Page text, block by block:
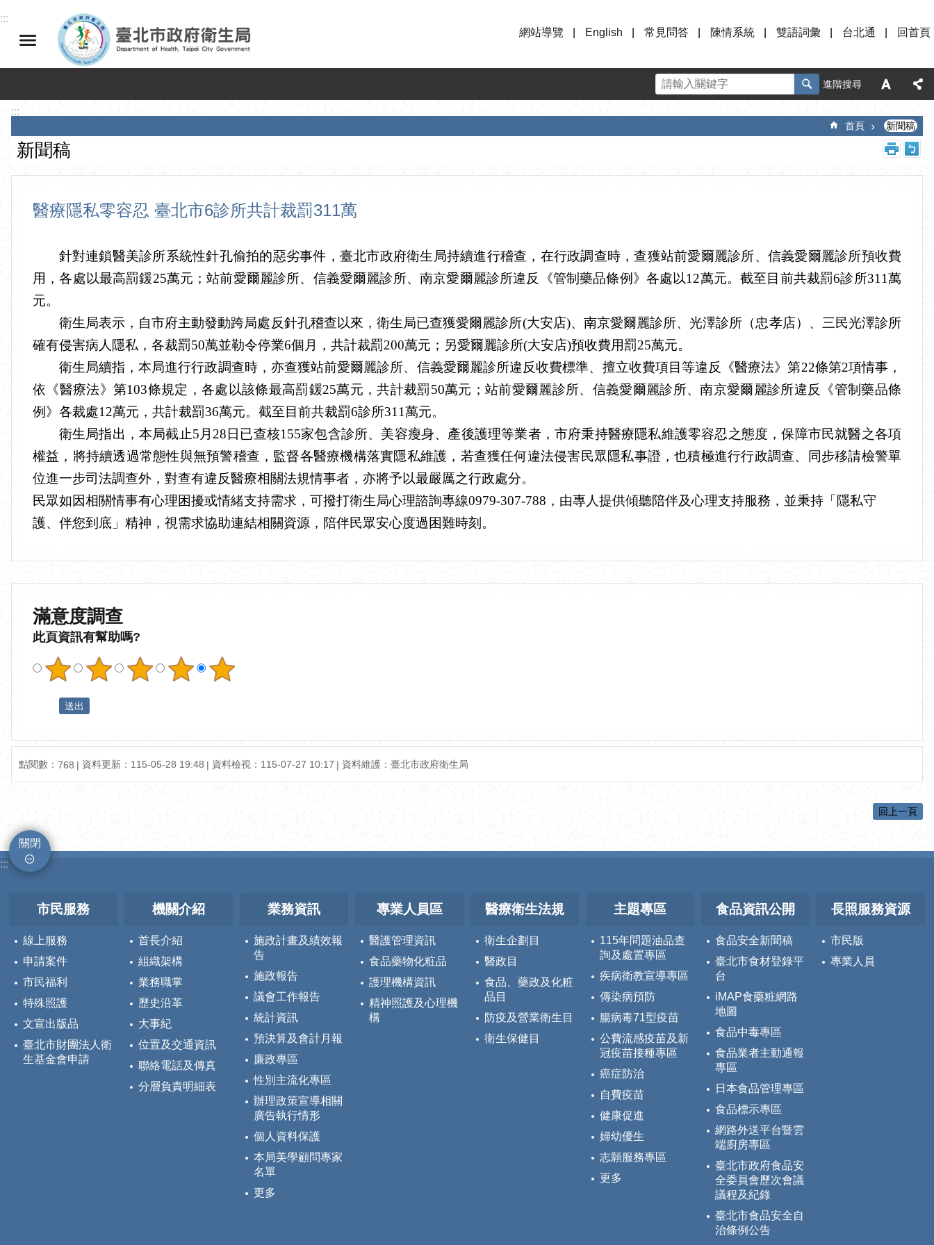
跳到主要內容區塊
:::
網站導覽
English 常見問答 陳情系統 雙語詞彙 台北通 回首頁
進階搜尋
:::
首頁 新聞稿
新聞稿
醫療隱私零容忍 臺北市6診所共計裁罰311萬
針對連鎖醫美診所系統性針孔偷拍的惡劣事件，臺北市政府衛生局持續進行稽查，在行政調查時，查獲站前愛爾麗診所、信義愛爾麗診所預收費
用，各處以最高罰鍰25萬元；站前愛爾麗診所、信義愛爾麗診所、南京愛爾麗診所違反《管制藥品條例》各處以12萬元。截至目前共裁罰6診所311萬
元。
衛生局表示，自市府主動發動跨局處反針孔稽查以來，衛生局已查獲愛爾麗診所(大安店)、南京愛爾麗診所、光澤診所（忠孝店）、三民光澤診所
確有侵害病人隱私，各裁罰50萬並勒令停業6個月，共計裁罰200萬元；另愛爾麗診所(大安店)預收費用罰25萬元。
衛生局續指，本局進行行政調查時，亦查獲站前愛爾麗診所、信義愛爾麗診所違反收費標準、擅立收費項目等違反《醫療法》第22條第2項情事，
依《醫療法》第103條規定，各處以該條最高罰鍰25萬元，共計裁罰50萬元；站前愛爾麗診所、信義愛爾麗診所、南京愛爾麗診所違反《管制藥品條
例》各裁處12萬元，共計裁罰36萬元。截至目前共裁罰6診所311萬元。
衛生局指出，本局截止5月28日已查核155家包含診所、美容瘦身、產後護理等業者，市府秉持醫療隱私維護零容忍之態度，保障市民就醫之各項
權益，將持續透過常態性與無預警稽查，監督各醫療機構落實隱私維護，若查獲任何違法侵害民眾隱私事證，也積極進行行政調查、同步移請檢警單
位進一步司法調查外，對查有違反醫療相關法規情事者，亦將予以最嚴厲之行政處分。
民眾如因相關情事有心理困擾或情緒支持需求，可撥打衛生局心理諮詢專線0979-307-788，由專人提供傾聽陪伴及心理支持服務，並秉持「隱私守
護、伴您到底」精神，視需求協助連結相關資源，陪伴民眾安心度過困難時刻。
滿意度調查
此頁資訊有幫助嗎?
點閱數： 768 資料更新：115-05-28 19:48 資料檢視：115-07-27 10:17 資料維護：臺北市政府衛生局
回上一頁
關閉
:::
市民服務
線上服務
申請案件
市民福利
特殊照護
文宣出版品
臺北市財團法人衛
生基金會申請
機關介紹
首長介紹
組織架構
業務職掌
歷史沿革
大事紀
位置及交通資訊
聯絡電話及傳真
分層負責明細表
業務資訊
施政計畫及績效報
告
施政報告
議會工作報告
統計資訊
預決算及會計月報
廉政專區
性別主流化專區
辦理政策宣導相關
廣告執行情形
個人資料保護
本局美學顧問專家
名單
更多
專業人員區
醫護管理資訊
食品藥物化粧品
護理機構資訊
精神照護及心理機
構
醫療衛生法規
衛生企劃目
醫政目
食品、藥政及化粧
品目
防疫及營業衛生目
衛生保健目
主題專區
115年問題油品查
詢及處置專區
疾病衛教宣導專區
傳染病預防
腸病毒71型疫苗
公費流感疫苗及新
冠疫苗接種專區
癌症防治
自費疫苗
健康促進
婦幼優生
志願服務專區
更多
食品資訊公開
食品安全新聞稿
臺北市食材登錄平
台
iMAP食藥粧網路
地圖
食品中毒專區
食品業者主動通報
專區
日本食品管理專區
食品標示專區
網路外送平台暨雲
端廚房專區
臺北市政府食品安
全委員會歷次會議
議程及紀錄
臺北市食品安全自
治條例公告
長照服務資源
市民版
專業人員